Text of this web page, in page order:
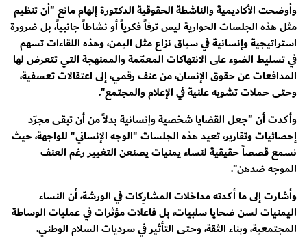
وأوضحت الأكاديمية والناشطة الحقوقية الدكتورة إلهام مانع "أن تنظيم
مثل هذه الجلسات الحوارية ليس ترفاً فكرياً أو نشاطاً جانبياً، بل ضرورة
استراتيجية وإنسانية في سياق نزاع مثل اليمن، وهذه اللقاءات تسهم
في تسليط الضوء على الانتهاكات المعمّمة والممنهجة التي تتعرض لها
المدافعات عن حقوق الإنسان، من عنف رقمي، إلى اعتقالات تعسفية،
وحتى حملات تشويه علنية في الإعلام والمجتمع".
وأكدت أن "جعل القضايا شخصية وإنسانية بدلاً من أن تبقى مجرّد
إحصائيات وتقارير، تعيد هذه الجلسات "الوجه الإنساني" للواجهة، حيث
نسمع قصصاً حقيقية لنساء يمنيات يصنعن التغيير رغم العنف
الموجه ضدهن".
وأشارت إلى ما أكدته مداخلات المشارِكات في الورشة، أن النساء
اليمنيات لسن ضحايا سلبيات، بل فاعلات مؤثرات في عمليات الوساطة
المجتمعية، وبناء الثقة، وحتى التأثير في سرديات السلام الوطني.